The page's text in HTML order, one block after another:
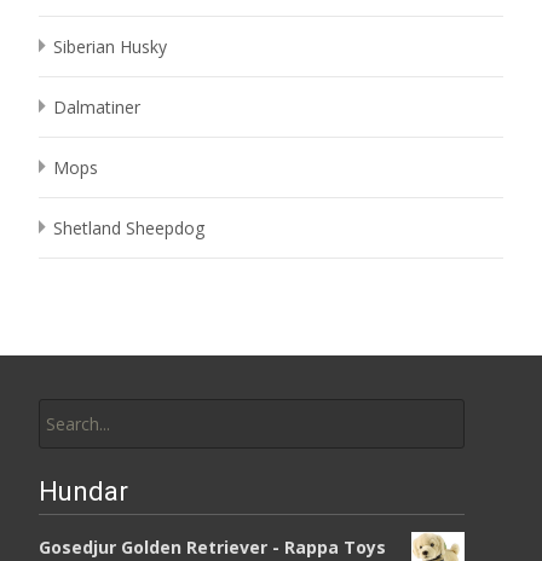
Siberian Husky
Dalmatiner
Mops
Shetland Sheepdog
for:
Hundar
Gosedjur Golden Retriever - Rappa Toys